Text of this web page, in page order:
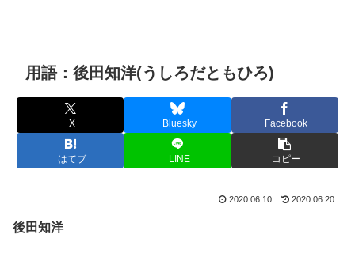
用語：後田知洋(うしろだともひろ)
X Bluesky Facebook
はてブ LINE コピー
2020.06.10 2020.06.20
後田知洋